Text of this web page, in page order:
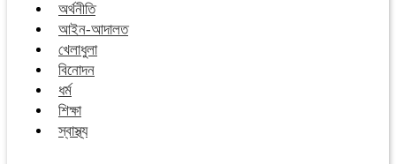
অর্থনীতি
আইন-আদালত
খেলাধুলা
বিনোদন
ধর্ম
শিক্ষা
স্বাস্থ্য